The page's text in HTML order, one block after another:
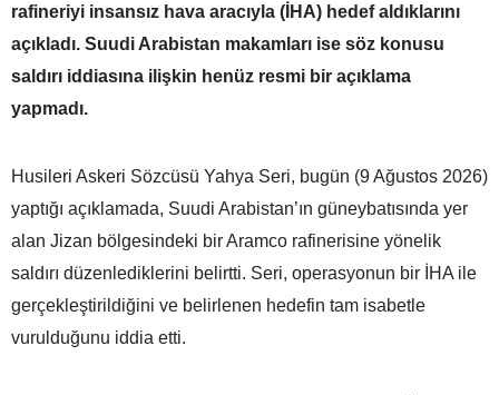
rafineriyi insansız hava aracıyla (İHA) hedef aldıklarını
açıkladı. Suudi Arabistan makamları ise söz konusu
saldırı iddiasına ilişkin henüz resmi bir açıklama
yapmadı.
Husileri Askeri Sözcüsü Yahya Seri, bugün (9 Ağustos 2026)
yaptığı açıklamada, Suudi Arabistan’ın güneybatısında yer
alan Jizan bölgesindeki bir Aramco rafinerisine yönelik
saldırı düzenlediklerini belirtti. Seri, operasyonun bir İHA ile
gerçekleştirildiğini ve belirlenen hedefin tam isabetle
vurulduğunu iddia etti.